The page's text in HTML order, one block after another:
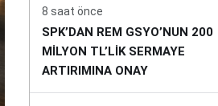
8 saat önce
SPK’DAN REM GSYO’NUN 200
MİLYON TL’LİK SERMAYE
ARTIRIMINA ONAY